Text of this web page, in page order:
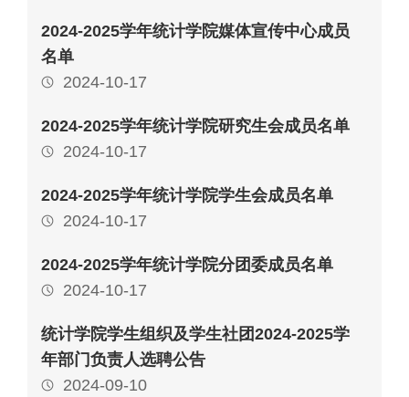
2024-2025学年统计学院媒体宣传中心成员
名单
2024-10-17
2024-2025学年统计学院研究生会成员名单
2024-10-17
2024-2025学年统计学院学生会成员名单
2024-10-17
2024-2025学年统计学院分团委成员名单
2024-10-17
统计学院学生组织及学生社团2024-2025学
年部门负责人选聘公告
2024-09-10